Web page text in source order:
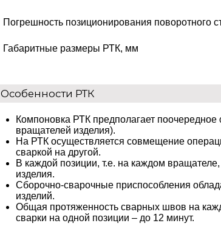
Погрешность позиционирования поворотного
Габаритные размеры РТК, мм
Особенности РТК
Компоновка РТК предполагает
вращателей изделия).
На РТК осуществляется совмещение
сваркой на другой.
В каждой позиции, т.е. на каждом
изделия.
Сборочно-сварочные приспособления
изделий.
Общая протяженность сварных швов на
сварки на одной позиции – до 12 минут.